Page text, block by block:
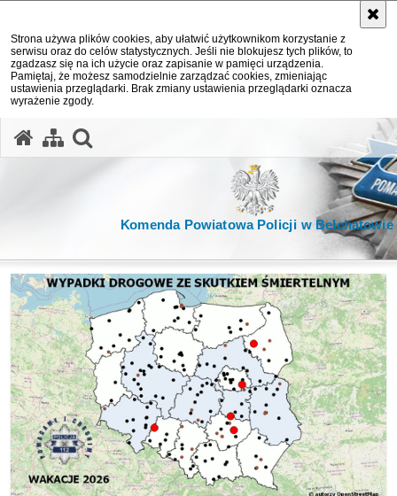
Strona używa plików cookies, aby ułatwić użytkownikom korzystanie z
serwisu oraz do celów statystycznych. Jeśli nie blokujesz tych plików, to
zgadzasz się na ich użycie oraz zapisanie w pamięci urządzenia.
Pamiętaj, że możesz samodzielnie zarządzać cookies, zmieniając
ustawienia przeglądarki. Brak zmiany ustawienia przeglądarki oznacza
wyrażenie zgody.
Komenda Powiatowa Policji w Bełchatowie
Ważne informacje